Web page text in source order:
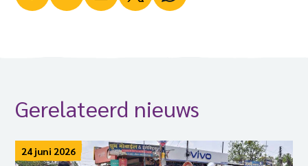
Gerelateerd nieuws
24 juni 2026